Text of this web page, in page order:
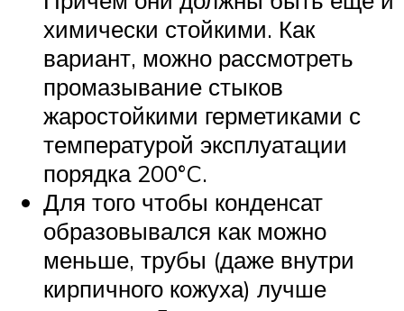
химически стойкими. Как
вариант, можно рассмотреть
промазывание стыков
жаростойкими герметиками с
температурой эксплуатации
порядка 200°C.
Для того чтобы конденсат
образовывался как можно
меньше, трубы (даже внутри
кирпичного кожуха) лучше